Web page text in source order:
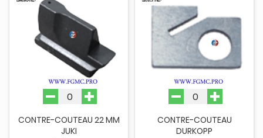
CONTRE-COUTEAU 22 MM
JUKI
CONTRE-COUTEAU
DURKOPP